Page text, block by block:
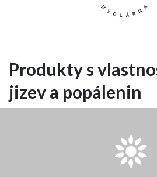
Produkty s
jizev a popálenin